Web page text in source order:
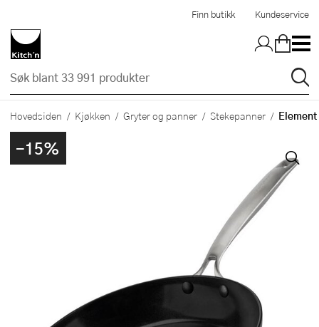
Finn butikk Kundeservice
Hovedsiden Kjøkken Gryter og panner Stekepanner
-15%